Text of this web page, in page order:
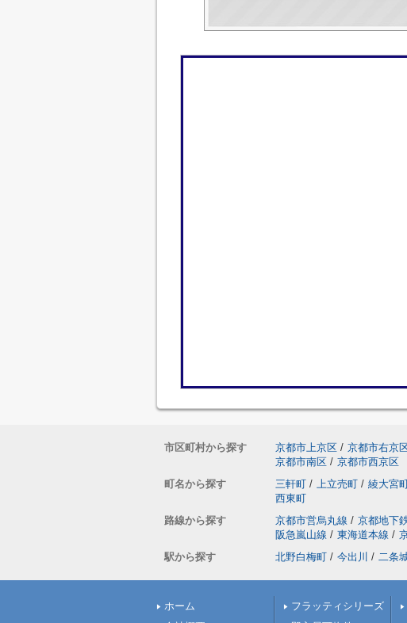
市区町村から探す 京都市上京区 / 京都市右京
京都市南区 / 京都市西京区
町名から探す
三軒町 / 上立売町 / 綾大宮
西東町
路線から探す
京都市営烏丸線 / 京都地下
阪急嵐山線 / 東海道本線 /
駅から探す
北野白梅町 / 今出川 / 二条
ホーム
フラッティシリーズ